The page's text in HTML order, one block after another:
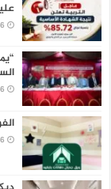
عليها
“يمن
الفرق